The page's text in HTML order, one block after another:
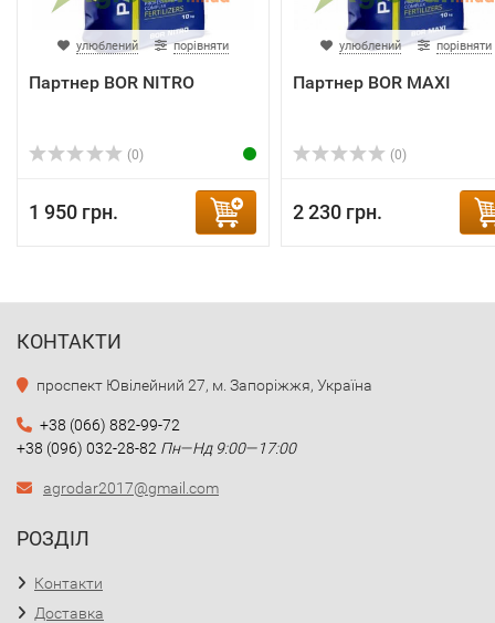
улюблений порівняти
Партнер BOR NITRO
(0)
1 950 грн.
улюблений порівняти
Партнер BOR MAXI
(0)
2 230 грн.
КОНТАКТИ
проспект Ювілейний 27, м. Запоріжжя, Україна
+38 (066) 882-99-72
+38 (096) 032-28-82 Пн—Нд 9:00—17:00
agrodar2017@gmail.com
РОЗДІЛ
Контакти
Доставка